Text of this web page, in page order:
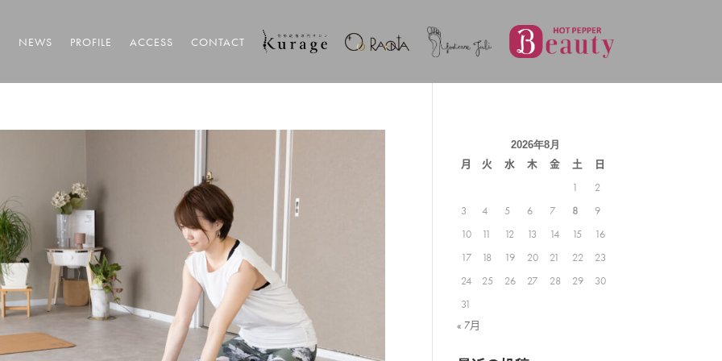
NEWS PROFILE ACCESS CONTACT
2026年8月
月 火 水 木 金 土
日
1
2
3
4 5 6 7 8
9
10
11 12 13 14 15
16
17
18 19 20 21 22
23
24
25 26 27 28 29
30
31
« 7月